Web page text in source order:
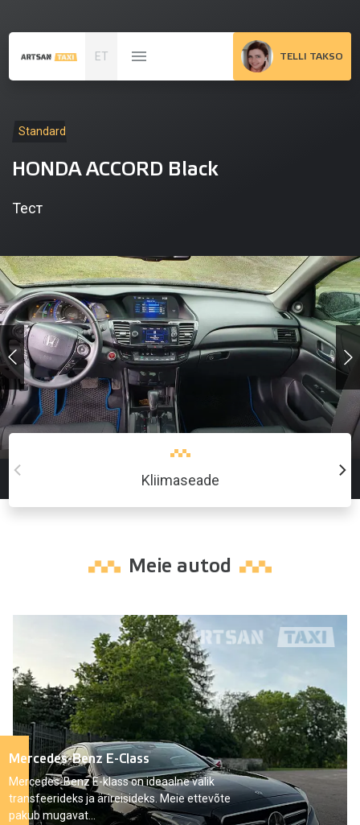
ET TELLI TAKSO
Standard
HONDA ACCORD Black
Тест
Kliimaseade
Meie autod
Mercedes-Benz E-Class
Mercedes-Benz E-klass on ideaalne valik
transfeerideks ja ärireisideks. Meie ettevõte
pakub mugavat...